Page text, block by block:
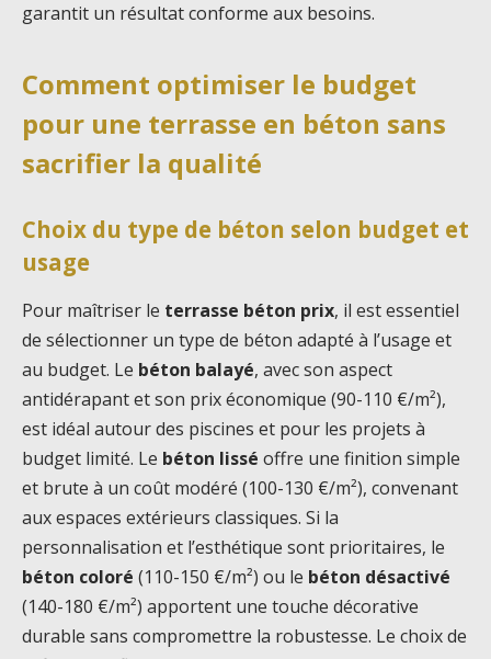
garantit un résultat conforme aux besoins.
Comment optimiser le budget
pour une terrasse en béton sans
sacrifier la qualité
Choix du type de béton selon budget et
usage
Pour maîtriser le terrasse béton prix, il est essentiel
de sélectionner un type de béton adapté à l’usage et
au budget. Le béton balayé, avec son aspect
antidérapant et son prix économique (90-110 €/m²),
est idéal autour des piscines et pour les projets à
budget limité. Le béton lissé offre une finition simple
et brute à un coût modéré (100-130 €/m²), convenant
aux espaces extérieurs classiques. Si la
personnalisation et l’esthétique sont prioritaires, le
béton coloré (110-150 €/m²) ou le béton désactivé
(140-180 €/m²) apportent une touche décorative
durable sans compromettre la robustesse. Le choix de